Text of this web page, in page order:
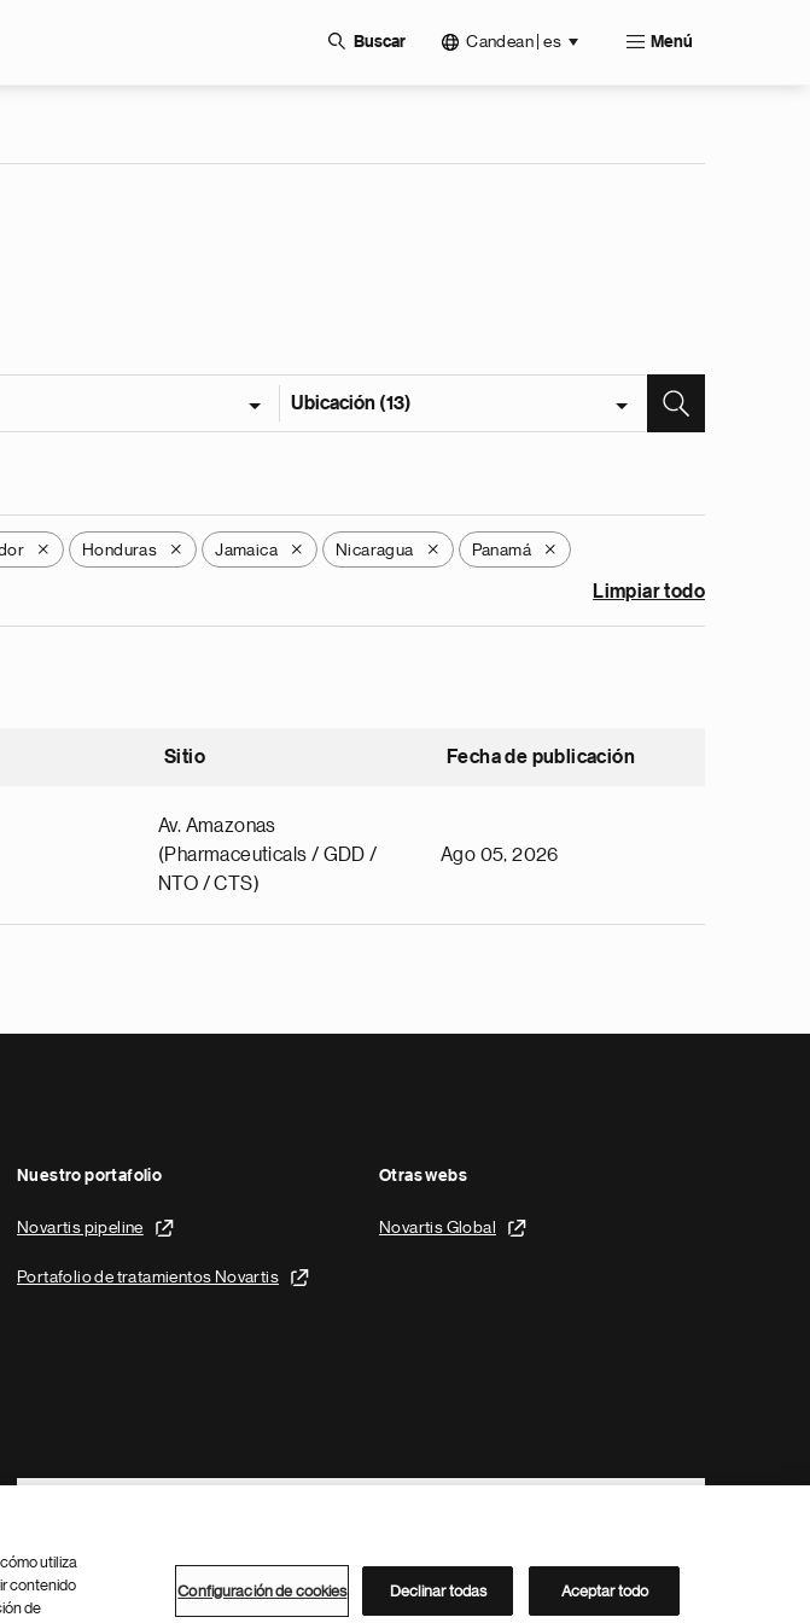
Buscar Candean | es Menú
Ubicación (13)
X Honduras X Jamaica X Nicaragua X Panamá X
Limpiar todo
Sitio Fecha de publicación
Av. Amazonas
(Pharmaceuticals / GDD /
NTO / CTS)
Ago 05, 2026
Nuestro portafolio
Novartis pipeline
Portafolio de tratamientos Novartis
Otras webs
Novartis Global
Footer Site Search
Directorio de Novartis
utiliza
contenido
de
Configuración de cookies Declinar todas Aceptar todo